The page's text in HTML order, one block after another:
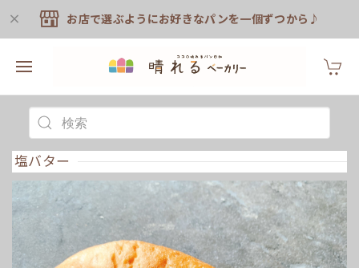
お店で選ぶようにお好きなパンを一個ずつから♪
塩バター